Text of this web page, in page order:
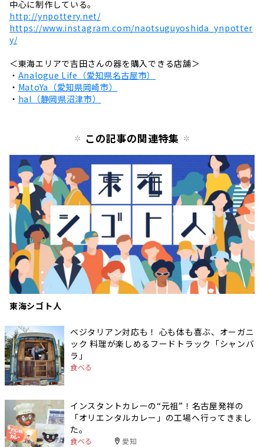
中心に制作している。
http://ynpottery.net/
https://www.instagram.com/naotsuguyoshida_ynpotter
y/
＜東海エリアで吉田さんの器を購入できる店舗＞
・ Analogue Life（愛知県名古屋市）
・ MatoYa（愛知県岡崎市）
・ hal（静岡県沼津市）
この記事の関連特集
東海シゴト人
ベジタリアン対応も！ 心も体も喜ぶ、オーガニ
ック 料理が楽しめるフードトラック「シャンバ
ラ」
食べる
インスタントカレーの“元祖”！名古屋発祥の
「オリエンタルカレー」の工場へ行ってきまし
た。
食べる 愛知